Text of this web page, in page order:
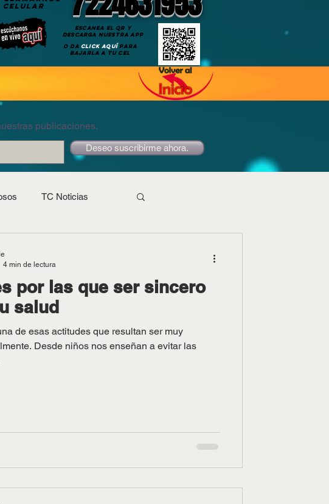
CELULAR
ESCANEA EL QR Y
DESCARGA NUESTRA APP
O DA CLICK AQUÍPARA
BAJARLA A TU CEL
publicaciones.
Deseo suscribirme ahora.
TC Noticias
por las que ser sincero
salud
de esas actitudes que resultan ser muy
nos enseñan a evitar las
4 min de lectura